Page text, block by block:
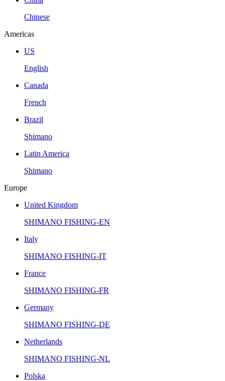
Chinese
Americas
US
English
Canada
French
Brazil
Shimano
Latin America
Shimano
Europe
United Kingdom
SHIMANO FISHING-EN
Italy
SHIMANO FISHING-IT
France
SHIMANO FISHING-FR
Germany
SHIMANO FISHING-DE
Netherlands
SHIMANO FISHING-NL
Polska